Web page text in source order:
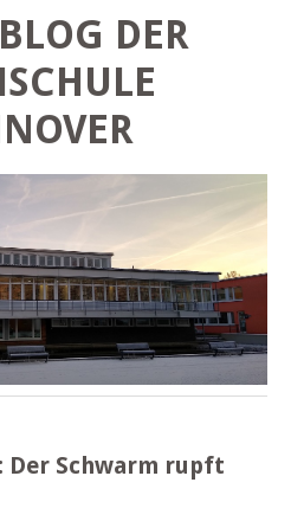
DER
Der Schwarm rupft